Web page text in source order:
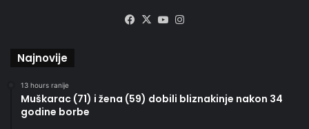
Facebook
X YouTube
Najnovije
13 hours ranije
Muškarac (71) i žena (59) dobili bliznakinje nakon 34
godine borbe